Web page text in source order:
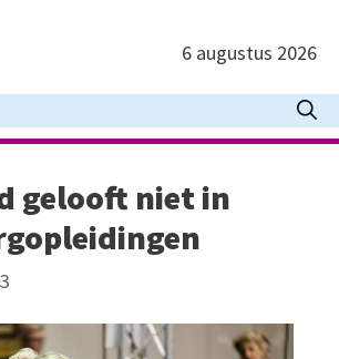
6 augustus 2026
gelooft niet in